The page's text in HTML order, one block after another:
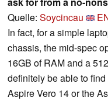
Quelle: Soycincau
In fact, for a simple
chassis, the mid-spec
16GB of RAM and a
definitely be able to
Aspire Vero 14 or the